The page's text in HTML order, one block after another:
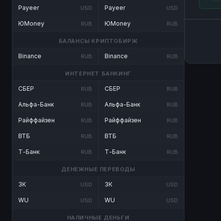
Payeer USD
ЮMoney RUB
Payeer USD
ЮMoney RUB
БАЛАНСЫ КРИПТОБИРЖ
Binance RUB Binance RUB
ИНТЕРНЕТ БАНКИНГ
СБЕР RUB
Альфа-Банк RUB
Райффайзен RUB
ВТБ RUB
Т-Банк RUB
СБЕР RUB
Альфа-Банк RUB
Райффайзен RUB
ВТБ RUB
Т-Банк RUB
ДЕНЕЖНЫЕ ПЕРЕВОДЫ
ЗК USD
WU USD
ЗК USD
WU USD
НАЛИЧНЫЕ ДЕНЬГИ